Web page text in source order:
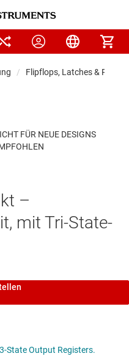
Flipflops, Latches &
–
mit Tri-State-
State Output Registers.